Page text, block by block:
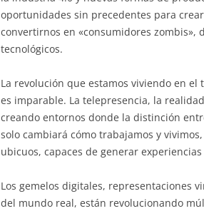
oportunidades sin precedentes para
convertirnos en «consumidores zombis»,
tecnológicos.
La revolución que estamos viviendo en
es imparable. La telepresencia, la
creando entornos donde la distinción
solo cambiará cómo trabajamos y
ubicuos, capaces de generar
Los gemelos digitales, representaciones
del mundo real, están revolucionando